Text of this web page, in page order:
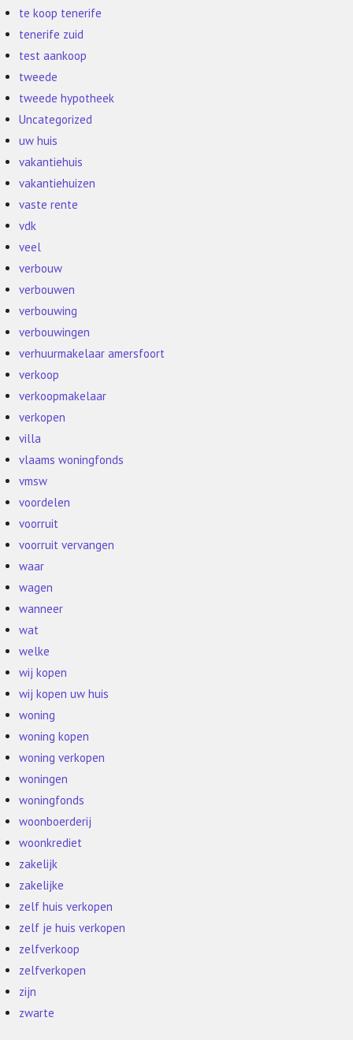
te koop tenerife
tenerife zuid
test aankoop
tweede
tweede hypotheek
Uncategorized
uw huis
vakantiehuis
vakantiehuizen
vaste rente
vdk
veel
verbouw
verbouwen
verbouwing
verbouwingen
verhuurmakelaar amersfoort
verkoop
verkoopmakelaar
verkopen
villa
vlaams woningfonds
vmsw
voordelen
voorruit
voorruit vervangen
waar
wagen
wanneer
wat
welke
wij kopen
wij kopen uw huis
woning
woning kopen
woning verkopen
woningen
woningfonds
woonboerderij
woonkrediet
zakelijk
zakelijke
zelf huis verkopen
zelf je huis verkopen
zelfverkoop
zelfverkopen
zijn
zwarte